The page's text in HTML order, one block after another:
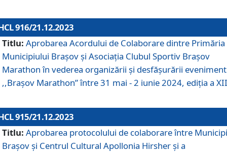
916/21.12.2023
Titlu: Aprobarea Acordului de Colaborare dintre Primăria
Municipiului Brașov și Asociația Clubul Sportiv Brașov
Marathon în vederea organizării și desfășurării
,,Brașov Marathon” între 31 mai - 2 iunie 2024, ediția a
915/21.12.2023
Titlu: Aprobarea protocolului de colaborare între
Brașov și Centrul Cultural Apollonia Hirsher și a